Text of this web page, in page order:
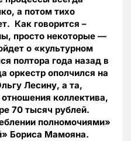
а потом тихо
Как говорится –
просто некоторые —
о «культурном
полтора года назад в
оркестр ополчился на
Лесину, а та,
коллектива,
70 тысяч рублей.
полномочиями»
Бориса Мамояна.